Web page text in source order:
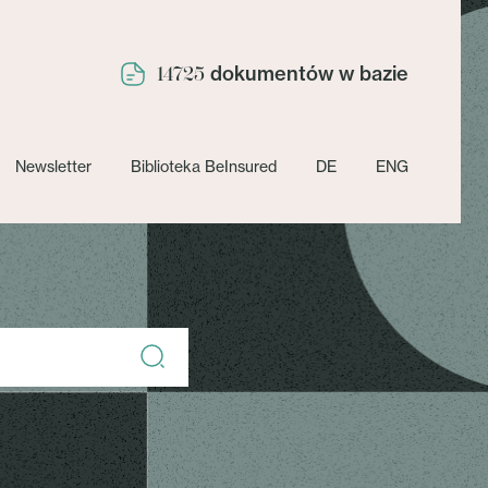
14725 dokumentów w bazie
Newsletter Biblioteka BeInsured DE ENG